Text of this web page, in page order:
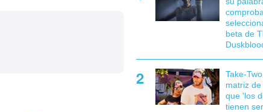
beta de
Take-
matriz
que 'los
tienen